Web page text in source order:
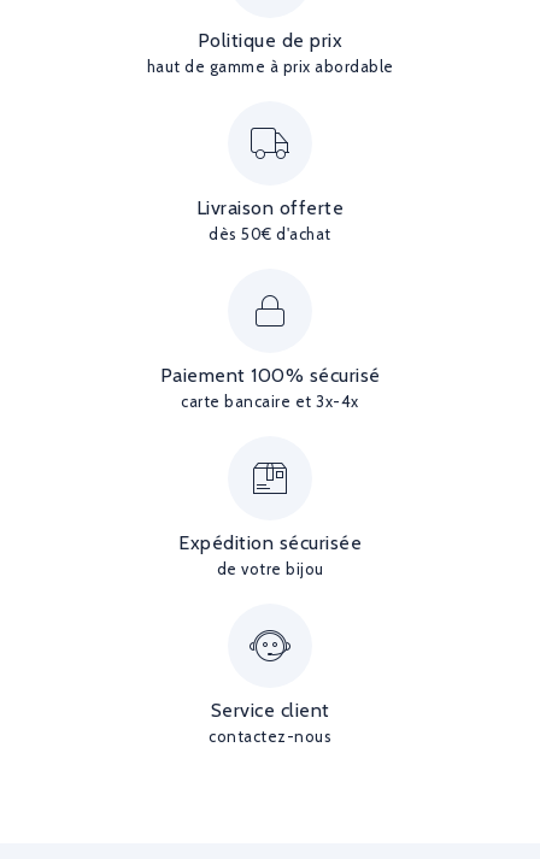
Politique de prix
haut de gamme à prix abordable
Livraison offerte
dès 50€ d'achat
Paiement 100% sécurisé
carte bancaire et 3x-4x
Expédition sécurisée
de votre bijou
Service client
contactez-nous